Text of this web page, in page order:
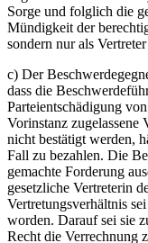
Sorge und folglich die
Mündigkeit der
sondern nur als
c) Der
dass die
Parteientschädigung
Vorinstanz zugelassene
nicht bestätigt werden,
Fall zu bezahlen. Die
gemachte Forderung
gesetzliche Vertreterin
Vertretungsverhältnis
worden. Darauf sei sie
Recht die Verrechnung